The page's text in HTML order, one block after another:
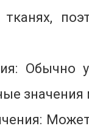
Обычно
значения